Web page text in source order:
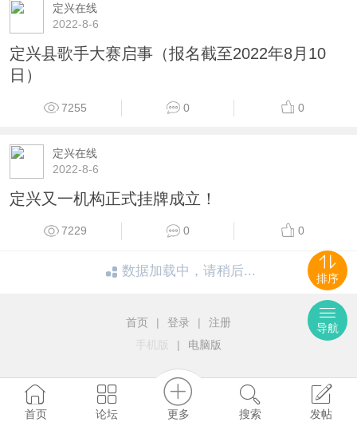
定兴在线
2022-8-6
定兴县歌手大赛启事（报名截至2022年8月10
日）
7255 0 0
定兴在线
2022-8-6
定兴又一机构正式挂牌成立！
7229 0 0
数据加载中，请稍后...
首页 | 登录 |
注册
手机版
| 电脑版
首页 论坛 更多 搜索 发帖
排序
导航